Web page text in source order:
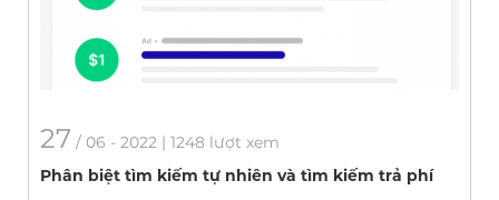
27 / 06 - 2022 | 1248 lượt xem
Phân biệt tìm kiếm tự nhiên và tìm kiếm trả phí